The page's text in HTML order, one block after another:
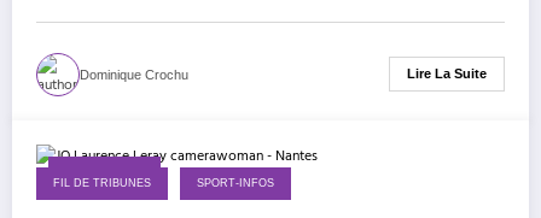
Dominique Crochu Lire La Suite
18 mars 2025
FIL DE TRIBUNES SPORT-INFOS